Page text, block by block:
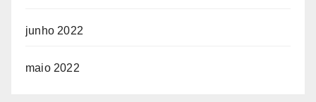
junho 2022
maio 2022